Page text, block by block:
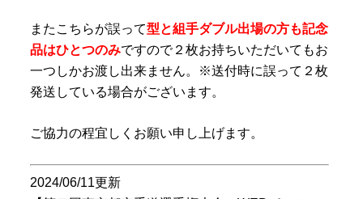
またこちらが誤って型と組手ダブル出場の方も記念
品はひとつのみですので２枚お持ちいただいてもお
一つしかお渡し出来ません。※送付時に誤って２枚
発送している場合がございます。
ご協力の程宜しくお願い申し上げます。
2024/06/11更新